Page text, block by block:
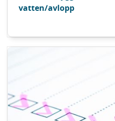
vatten/avlopp